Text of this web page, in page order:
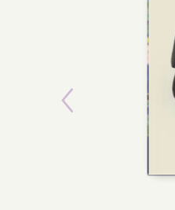
Previous